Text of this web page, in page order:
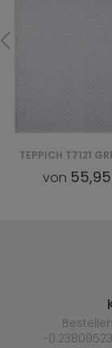
TEPPICH T7121
von
-